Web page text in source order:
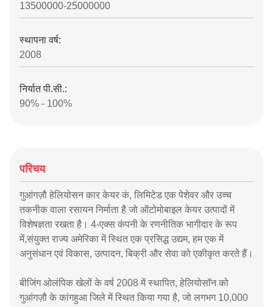
13500000-25000000
स्थापना वर्ष:
2008
निर्यात पी.सी.:
90% - 100%
परिचय
गुआंगज़ौ हेलियोसन कार केयर कं, लिमिटेड एक पेशेवर और उच्च
तकनीक वाला रसायन निर्माता है जो ऑटोमोबाइल केयर उत्पादों में
विशेषज्ञता रखता है। 4-एक्स कंपनी के रणनीतिक भागीदार के रूप
में,संयुक्त राज्य अमेरिका में स्थित एक प्रसिद्ध उद्यम, हम एक में
अनुसंधान एवं विकास, उत्पादन, बिक्री और सेवा को एकीकृत करते हैं।
बीजिंग ओलंपिक खेलों के वर्ष 2008 में स्थापित, हेलियोसॉन को
गुआंगज़ौ के कांगहुआ जिले में स्थित किया गया है, जो लगभग 10,000